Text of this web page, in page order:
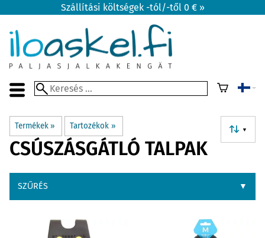
Szállítási költségek -tól/-től 0 € »
Termékek ‪» Tartozékok ‪» ▼
CSÚSZÁSGÁTLÓ TALPAK
SZŰRÉS ▼